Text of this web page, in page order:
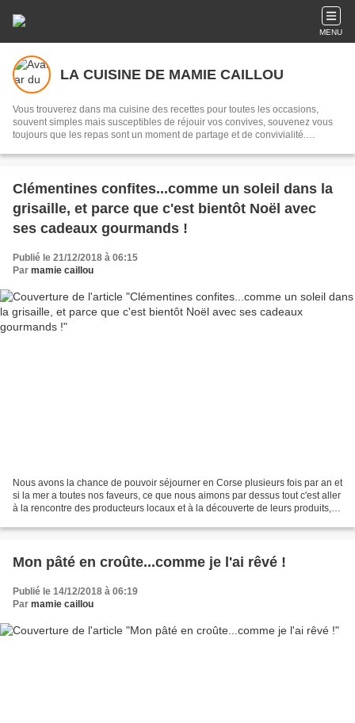
MENU
LA CUISINE DE MAMIE CAILLOU
Vous trouverez dans ma cuisine des recettes pour toutes les occasions,
souvent simples mais susceptibles de réjouir vos convives, souvenez vous
toujours que les repas sont un moment de partage et de convivialité.
Clémentines confites...comme un soleil dans la
grisaille, et parce que c'est bientôt Noël avec
ses cadeaux gourmands !
Publié le 21/12/2018 à 06:15
Par mamie caillou
Nous avons la chance de pouvoir séjourner en Corse plusieurs fois par an et
si la mer a toutes nos faveurs, ce que nous aimons par dessus tout c'est aller
à la rencontre des producteurs locaux et à la découverte de leurs produits,
Mon pâté en croûte...comme je l'ai rêvé !
Publié le 14/12/2018 à 06:19
Par mamie caillou